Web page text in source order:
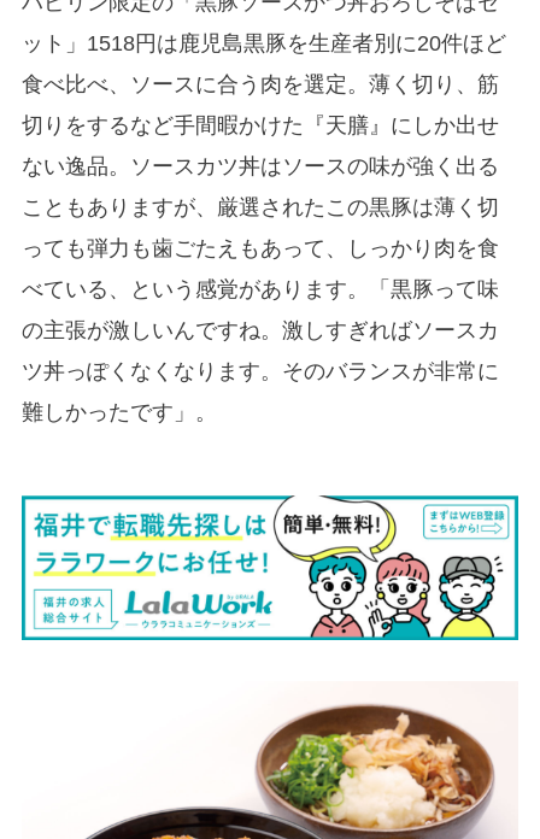
ット」1518円は鹿児島黒豚を生産者別に20件ほど
食べ比べ、ソースに合う肉を選定。薄く切り、筋
切りをするなど手間暇かけた『天膳』にしか出せ
ない逸品。ソースカツ丼はソースの味が強く出る
こともありますが、厳選されたこの黒豚は薄く切
っても弾力も歯ごたえもあって、しっかり肉を食
べている、という感覚があります。「黒豚って味
の主張が激しいんですね。激しすぎればソースカ
ツ丼っぽくなくなります。そのバランスが非常に
難しかったです」。